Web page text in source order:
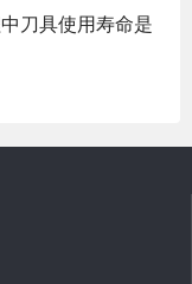
刀具使用寿命是